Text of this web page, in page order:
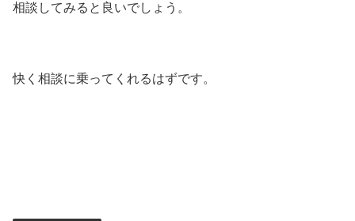
相談してみると良いでしょう。
快く相談に乗ってくれるはずです。